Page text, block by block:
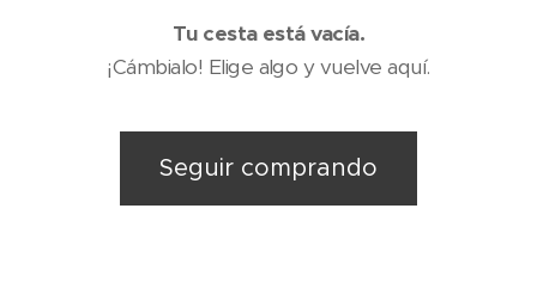
Tu cesta está vacía.
¡Cámbialo! Elige algo y vuelve aquí.
Seguir comprando